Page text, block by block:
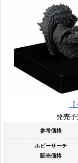
発売
参考価格
ホビーサーチ
販売価格